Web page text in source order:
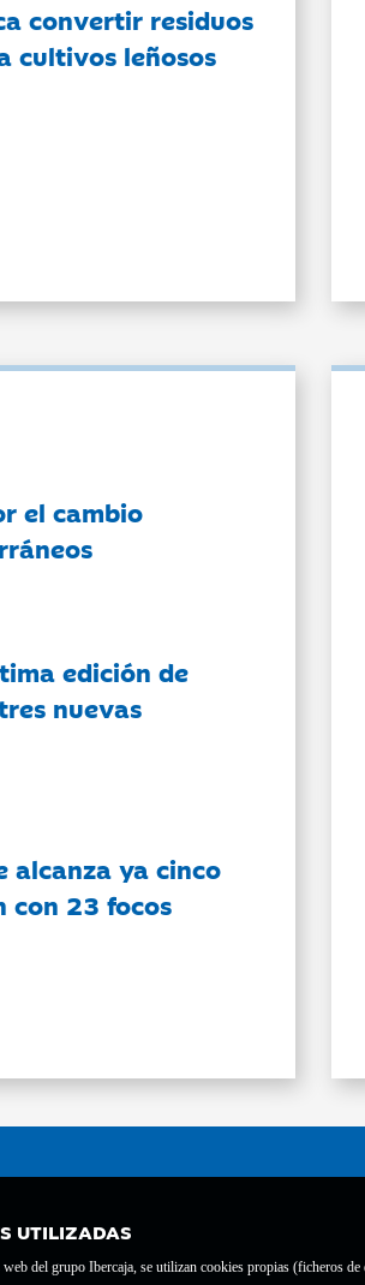
UTILIZADAS
del grupo Ibercaja, se utilizan cookies propias (ficheros
convertir residuos
cultivos leñosos
el cambio
edición de
nuevas
alcanza ya cinco
con 23 focos